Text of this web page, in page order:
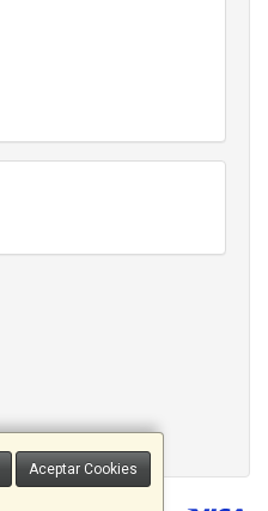
Aceptar Cookies